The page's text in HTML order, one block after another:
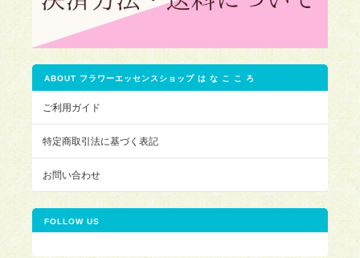
ABOUT フラワーエッセンスショップ は な こ こ ろ
ご利用ガイド
特定商取引法に基づく表記
お問い合わせ
FOLLOW US